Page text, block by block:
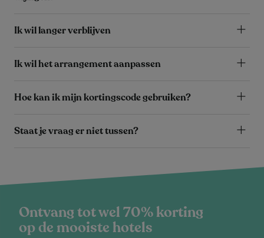
Ik wil langer verblijven
Ik wil het arrangement aanpassen
Hoe kan ik mijn kortingscode gebruiken?
Staat je vraag er niet tussen?
Ontvang tot wel 70% korting
op de mooiste hotels